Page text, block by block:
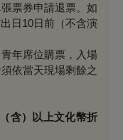
票券申請退票。如
日10日前（不含演
年席位購票，入場
依當天現場剩餘之
含）以上文化幣折